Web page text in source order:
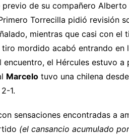
de su compañero Alberto
Torrecilla pidió revisión
mientras que casi con el
mordido acabó entrando en
el Hércules estuvo
Marcelo tuvo una chilena
1.
sensaciones encontradas a
(el cansancio acumulado